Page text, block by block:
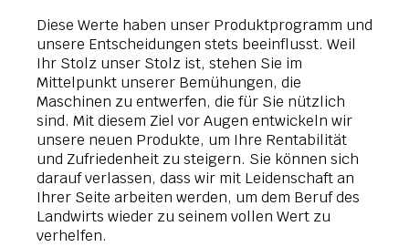
Diese Werte haben unser Produktprogramm und
unsere Entscheidungen stets beeinflusst. Weil
Ihr Stolz unser Stolz ist, stehen Sie im
Mittelpunkt unserer Bemühungen, die
Maschinen zu entwerfen, die für Sie nützlich
sind. Mit diesem Ziel vor Augen entwickeln wir
unsere neuen Produkte, um Ihre Rentabilität
und Zufriedenheit zu steigern. Sie können sich
darauf verlassen, dass wir mit Leidenschaft an
Ihrer Seite arbeiten werden, um dem Beruf des
Landwirts wieder zu seinem vollen Wert zu
verhelfen.